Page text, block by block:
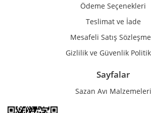
Ödeme Seçenekleri
Teslimat ve İade
Mesafeli Satış
Gizlilik ve Güvenlik
Sayfalar
Sazan Avı Malzemeleri